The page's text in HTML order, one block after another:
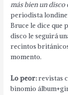
más bien un disco
periodista
Bruce le dice que
disco le seguirá
recintos
momento.
Lo peor:revistas
binomio